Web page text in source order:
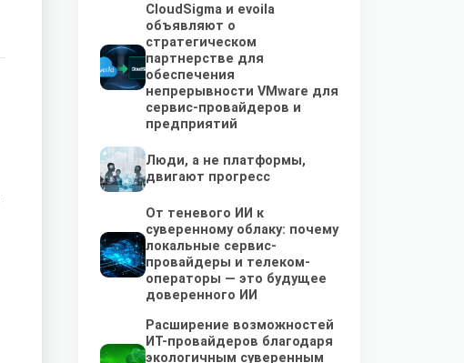
CloudSigma и evoila
объявляют о
стратегическом
партнерстве для
обеспечения
непрерывности VMware для
сервис-провайдеров и
предприятий
Люди, а не платформы,
двигают прогресс
От теневого ИИ к
суверенному облаку: почему
локальные сервис-
провайдеры и телеком-
операторы — это будущее
доверенного ИИ
Расширение возможностей
ИТ-провайдеров благодаря
экологичным суверенным